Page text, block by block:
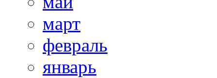
март
февраль
январь